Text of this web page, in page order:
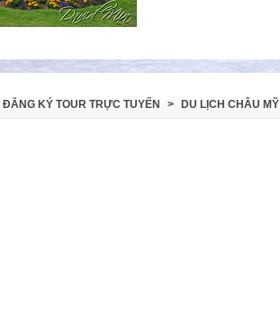
ĐĂNG KÝ TOUR TRỰC TUYẾN > DU LỊCH CHÂU MỸ